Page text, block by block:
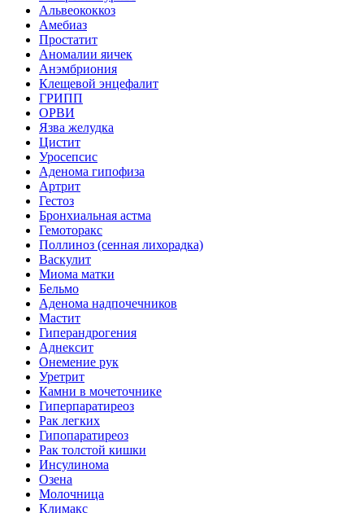
Альвеококкоз
Амебиаз
Простатит
Аномалии яичек
Анэмбриония
Клещевой энцефалит
ГРИПП
ОРВИ
Язва желудка
Цистит
Уросепсис
Аденома гипофиза
Артрит
Гестоз
Бронхиальная астма
Гемоторакс
Поллиноз (сенная лихорадка)
Васкулит
Миома матки
Бельмо
Аденома надпочечников
Мастит
Гиперандрогения
Аднексит
Онемение рук
Уретрит
Камни в мочеточнике
Гиперпаратиреоз
Рак легких
Гипопаратиреоз
Рак толстой кишки
Инсулинома
Озена
Молочница
Климакс